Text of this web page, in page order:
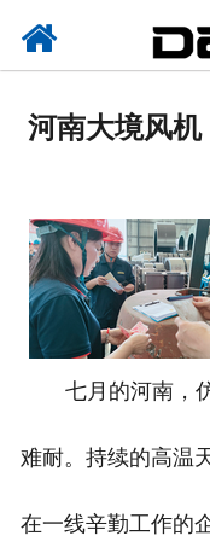
河南大境风
七月的河南，
难耐。持续的高温
在一线辛勤工作的